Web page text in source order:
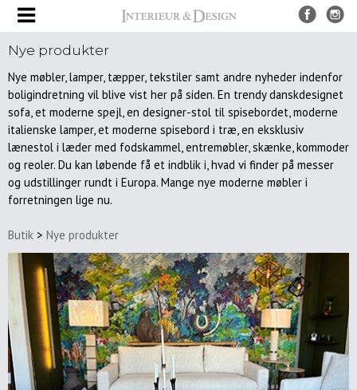
Nye produkter
Nye møbler, lamper, tæpper, tekstiler samt andre nyheder indenfor
boligindretning vil blive vist her på siden. En trendy danskdesignet
sofa, et moderne spejl, en designer-stol til spisebordet, moderne
italienske lamper, et moderne spisebord i træ, en eksklusiv
lænestol i læder med fodskammel, entremøbler, skænke, kommoder
og reoler. Du kan løbende få et indblik i, hvad vi finder på messer
og udstillinger rundt i Europa. Mange nye moderne møbler i
forretningen lige nu.
Butik > Nye produkter
Produkter
UDSALG
Nye
produkter
Møbler
Borde
Spiseborde
Sofaborde
&
sideborde
Bakke
borde
Stole
Spisebordsstole
Lænestole